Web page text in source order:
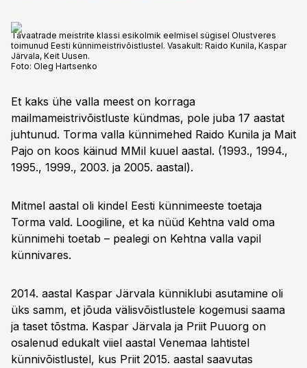
Tavaatrade meistrite klassi esikolmik eelmisel sügisel Olustveres
toimunud Eesti künnimeistrivõistlustel. Vasakult: Raido Kunila, Kaspar
Järvala, Keit Uusen.
Foto: Oleg Hartsenko
Et kaks ühe valla meest on korraga
mailmameistrivõistluste kündmas, pole juba 17 aastat
juhtunud. Torma valla künnimehed Raido Kunila ja Mait
Pajo on koos käinud MMil kuuel aastal. (1993., 1994.,
1995., 1999., 2003. ja 2005. aastal).
Mitmel aastal oli kindel Eesti künnimeeste toetaja
Torma vald. Loogiline, et ka nüüd Kehtna vald oma
künnimehi toetab – pealegi on Kehtna valla vapil
künnivares.
2014. aastal Kaspar Järvala künniklubi asutamine oli
üks samm, et jõuda välisvõistlustele kogemusi saama
ja taset tõstma. Kaspar Järvala ja Priit Puuorg on
osalenud edukalt viiel aastal Venemaa lahtistel
künnivõistlustel, kus Priit 2015. aastal saavutas